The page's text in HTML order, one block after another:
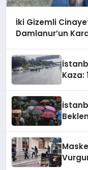
İki Gizemli
Damlanur’un
Kaza: